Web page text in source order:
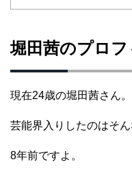
堀田茜のプロフ
現在24歳の堀田茜さん。
芸能界入りしたのはそ
8年前ですよ。